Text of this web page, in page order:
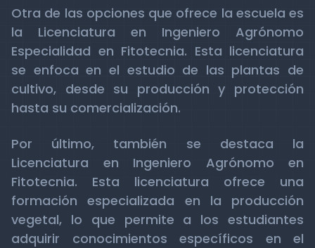
Otra de las opciones que ofrece la escuela es
la Licenciatura en Ingeniero Agrónomo
Especialidad en Fitotecnia. Esta licenciatura
se enfoca en el estudio de las plantas de
cultivo, desde su producción y protección
hasta su comercialización.
Por último, también se destaca la
Licenciatura en Ingeniero Agrónomo en
Fitotecnia. Esta licenciatura ofrece una
formación especializada en la producción
vegetal, lo que permite a los estudiantes
adquirir conocimientos específicos en el